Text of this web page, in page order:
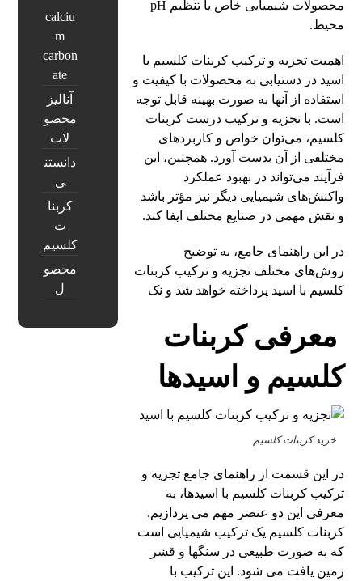
محصولات شیمیایی خاص یا تنظیم pH
محیط.
اهمیت تجزیه و ترکیب کربنات کلسیم با
اسید در دستیابی به محصولات با کیفیت و
استفاده از آنها به صورت بهینه قابل توجه
است. با تجزیه و ترکیب درست کربنات
کلسیم، می‌توان خواص و کاربردهای
مختلفی از آن بدست آورد. همچنین، این
فرآیند می‌تواند در بهبود عملکرد
واکنش‌های شیمیایی دیگر نیز مؤثر باشد
و نقش مهمی در صنایع مختلف ایفا کند.
در این راهنمای جامع، به توضیح
روش‌های مختلف تجزیه و ترکیب کربنات
کلسیم با اسید پرداخته خواهد شد و نک
معرفی کربنات
کلسیم و اسیدها
خرید کربنات کلسیم
در این قسمت از راهنمای جامع تجزیه و
ترکیب کربنات کلسیم با اسیدها، به
معرفی این دو عنصر مهم می پردازیم.
کربنات کلسیم یک ترکیب شیمیایی است
که به صورت طبیعی در سنگها و قشر
زمین یافت می شود. این ترکیب با
calciu
m
carbon
ate
آنالیز
محصو
لات
دانستن
ی
کربنا
ت
کلسیم
محصو
ل